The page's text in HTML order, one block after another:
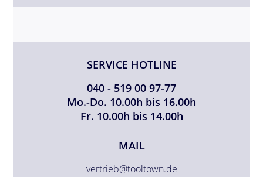
SERVICE HOTLINE
040 - 519 00 97-77
Mo.-Do. 10.00h bis 16.00h
Fr. 10.00h bis 14.00h
MAIL
vertrieb@tooltown.de